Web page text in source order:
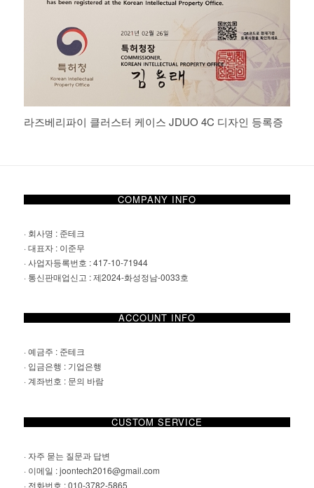
라즈베리파이 클러스터 케이스 JDUO 4C 디자인 등록증
COMPANY INFO
· 회사명 : 준테크
· 대표자 : 이준무
· 사업자등록번호 : 417-10-71944
· 통신판매업신고 : 제2024-화성정남-0033호
ACCOUNT INFO
· 예금주 : 준테크
· 입금은행 : 기업은행
· 계좌번호 : 문의 바람
CUSTOM SERVICE
· 자주 묻는 질문과 답변
· 이메일 :joontech2016@gmail.com
· 전화번호 : 010-3782-5865